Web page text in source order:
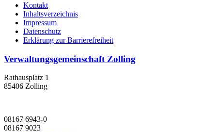
Kontakt
Inhaltsverzeichnis
Impressum
Datenschutz
Erklärung zur Barrierefreiheit
Verwaltungsgemeinschaft Zolling
Rathausplatz 1
85406 Zolling
08167 6943-0
08167 9023